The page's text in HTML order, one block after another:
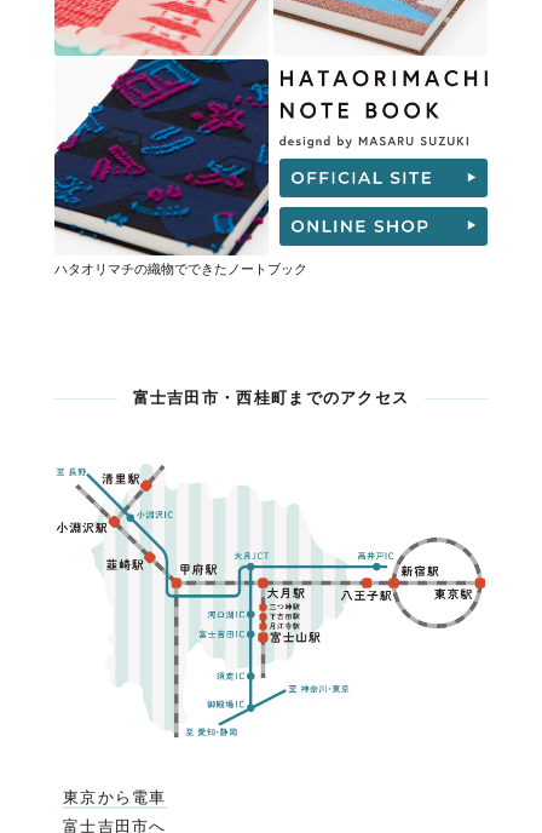
ハタオリマチの織物でできたノートブック
富士吉田市・西桂町までのアクセス
東京から電車
富士吉田市へ